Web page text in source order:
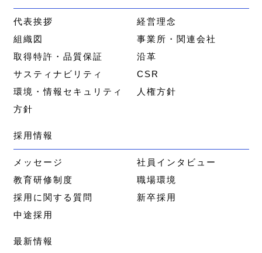
代表挨拶
経営理念
組織図
事業所・関連会社
取得特許・品質保証
沿革
サスティナビリティ
CSR
環境・情報セキュリティ
方針
人権方針
採用情報
メッセージ
社員インタビュー
教育研修制度
職場環境
採用に関する質問
新卒採用
中途採用
最新情報